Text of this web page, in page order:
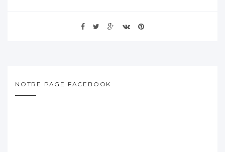
NOTRE PAGE FACEBOOK